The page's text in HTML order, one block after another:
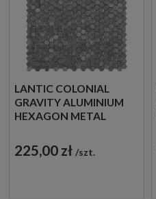
LANTIC COLONIAL
GRAVITY ALUMINIUM
HEXAGON METAL
MOZAIKA METALOWA
SZCZOTKOWANA
225,00 zł szt.